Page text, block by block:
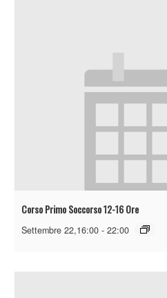
Corso Primo Soccorso 12-16 Ore
Settembre 22,16:00 - 22:00